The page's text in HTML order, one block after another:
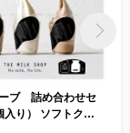
ブ 詰め合わせセ
入り） ソフトクリ